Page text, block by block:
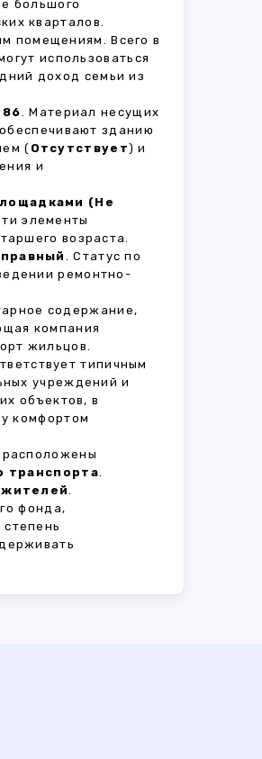
большого
кварталов.
помещениям. Всего в
использоваться
доход семьи из
86. Материал несущих
зданию
( Отсутствует) и
и
(Не
элементы
возраста.
. Статус по
ремонтно-
содержание,
компания
жильцов.
типичным
учреждений и
объектов, в
комфортом
расположены
транспорта.
жителей.
фонда,